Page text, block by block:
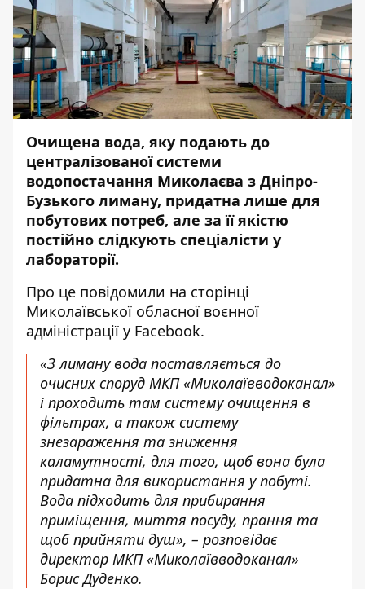
Очищена вода, яку подають до
централізованої системи
водопостачання Миколаєва з Дніпро-
Бузького лиману, придатна лише для
побутових потреб, але за її якістю
постійно слідкують спеціалісти у
лабораторії.
Про це повідомили на сторінці
Миколаївської обласної воєнної
адміністрації у Facebook.
«З лиману вода поставляється до
очисних споруд МКП «Миколаївводоканал»
і проходить там систему очищення в
фільтрах, а також систему
знезараження та зниження
каламутності, для того, щоб вона була
придатна для використання у побуті.
Вода підходить для прибирання
приміщення, миття посуду, прання та
щоб прийняти душ», – розповідає
директор МКП «Миколаївводоканал»
БорисДуденко.